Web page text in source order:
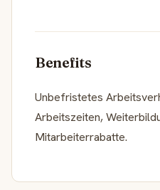
Benefits
Unbefristetes
Arbeitszeiten,
Mitarbeiterrabatte.